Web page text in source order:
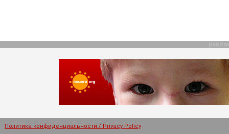
Политика конфиденциальности / Privacy Policy